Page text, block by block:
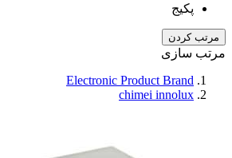
پکیج
مرتب کردن
مرتب سازی
Electronic Product Brand
chimei innolux